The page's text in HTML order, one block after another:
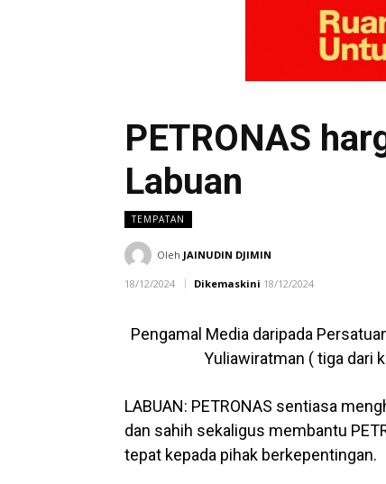
PETRONAS
Labuan
TEMPATAN
Oleh JAINUDIN DJIMIN
18/12/2024 Dikemaskini 18/12/2024
Pengamal Media daripada
Yuliawiratman ( tiga dari
LABUAN: PETRONAS sentiasa
dan sahih sekaligus membantu
tepat kepada pihak berkepentingan.